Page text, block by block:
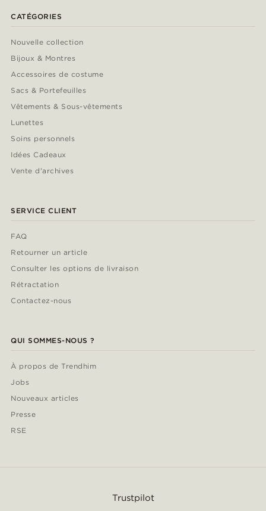
CATÉGORIES
Nouvelle collection
Bijoux & Montres
Accessoires de costume
Sacs & Portefeuilles
Vêtements & Sous-vêtements
Lunettes
Soins personnels
Idées Cadeaux
Vente d'archives
SERVICE CLIENT
FAQ
Retourner un article
Consulter les options de livraison
Rétractation
Contactez-nous
QUI SOMMES-NOUS ?
À propos de Trendhim
Jobs
Nouveaux articles
Presse
RSE
Trustpilot